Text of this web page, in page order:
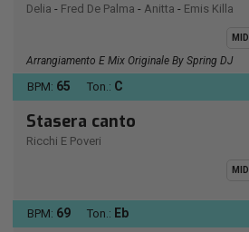
Delia - Fred De Palma - Anitta - Emis Killa
MIDI
Arrangiamento E Mix Originale By Spring DJ
BPM: 65 Ton.: C
Stasera canto
Ricchi E Poveri
MIDI
BPM: 69 Ton.: Eb